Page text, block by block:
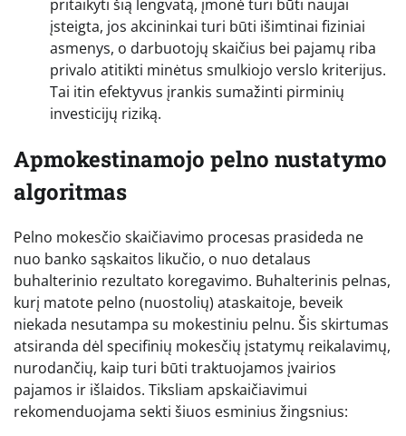
pritaikyti šią lengvatą, įmonė turi būti naujai
įsteigta, jos akcininkai turi būti išimtinai fiziniai
asmenys, o darbuotojų skaičius bei pajamų riba
privalo atitikti minėtus smulkiojo verslo kriterijus.
Tai itin efektyvus įrankis sumažinti pirminių
investicijų riziką.
Apmokestinamojo pelno nustatymo
algoritmas
Pelno mokesčio skaičiavimo procesas prasideda ne
nuo banko sąskaitos likučio, o nuo detalaus
buhalterinio rezultato koregavimo. Buhalterinis pelnas,
kurį matote pelno (nuostolių) ataskaitoje, beveik
niekada nesutampa su mokestiniu pelnu. Šis skirtumas
atsiranda dėl specifinių mokesčių įstatymų reikalavimų,
nurodančių, kaip turi būti traktuojamos įvairios
pajamos ir išlaidos. Tiksliam apskaičiavimui
rekomenduojama sekti šiuos esminius žingsnius: